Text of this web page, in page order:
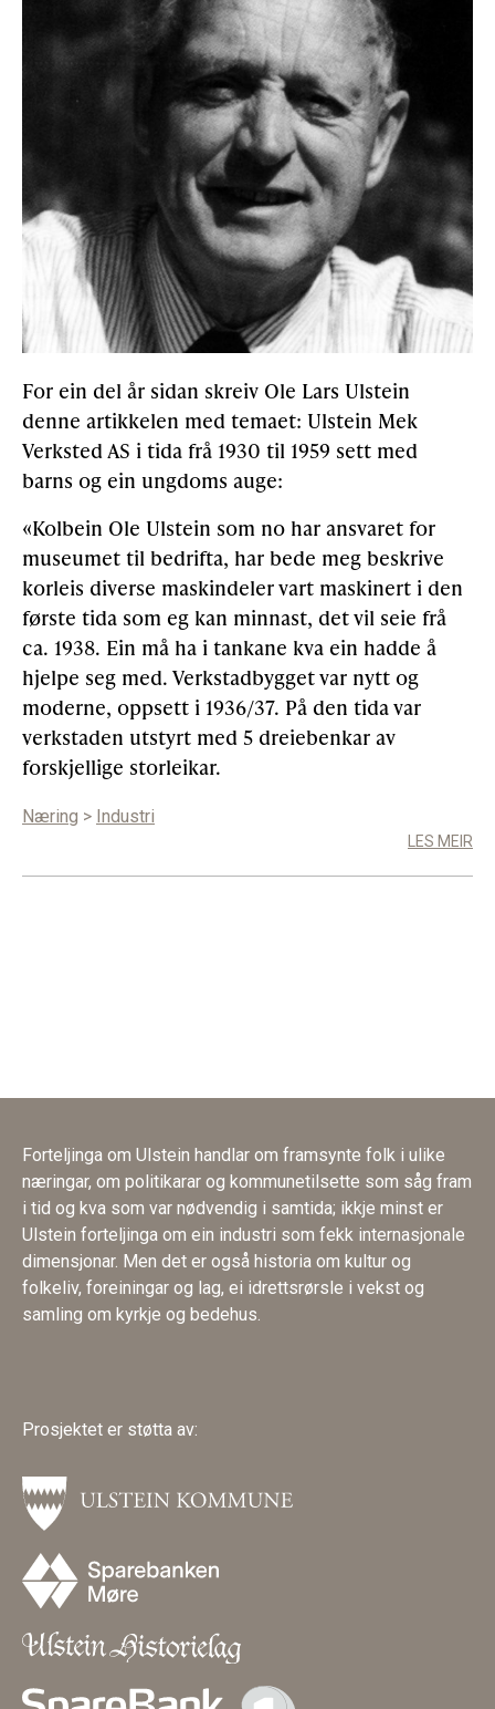
For ein del år sidan skreiv Ole Lars Ulstein
denne artikkelen med temaet: Ulstein Mek
Verksted AS i tida frå 1930 til 1959 sett med
barns og ein ungdoms auge:
«Kolbein Ole Ulstein som no har ansvaret for
museumet til bedrifta, har bede meg beskrive
korleis diverse maskindeler vart maskinert i den
første tida som eg kan minnast, det vil seie frå
ca. 1938. Ein må ha i tankane kva ein hadde å
hjelpe seg med. Verkstadbygget var nytt og
moderne, oppsett i 1936/37. På den tida var
verkstaden utstyrt med 5 dreiebenkar av
forskjellige storleikar.
Næring > Industri
LES MEIR
Forteljinga om Ulstein handlar om framsynte folk i ulike
næringar, om politikarar og kommunetilsette som såg fram
i tid og kva som var nødvendig i samtida; ikkje minst er
Ulstein forteljinga om ein industri som fekk internasjonale
dimensjonar. Men det er også historia om kultur og
folkeliv, foreiningar og lag, ei idrettsrørsle i vekst og
samling om kyrkje og bedehus.
Prosjektet er støtta av: